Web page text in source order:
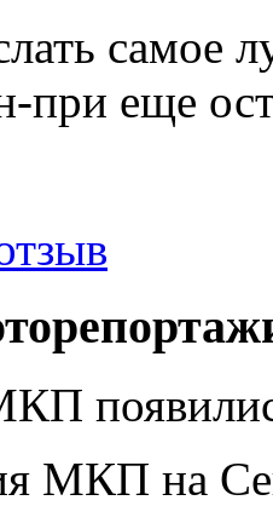
самое
при еще
МКП на